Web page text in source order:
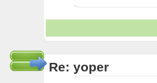
Re: yoper